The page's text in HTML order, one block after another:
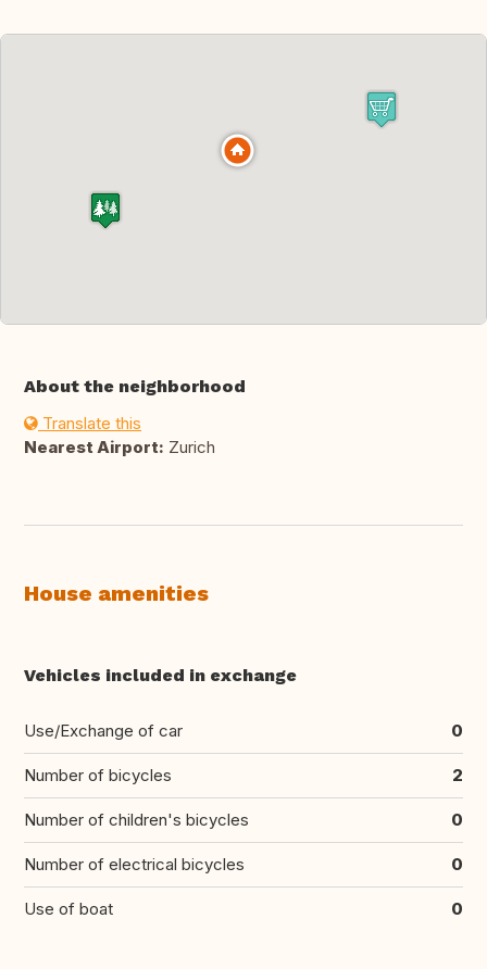
About the neighborhood
Translate this
Nearest Airport: Zurich
House amenities
Vehicles included in exchange
Use/Exchange of car 0
Number of bicycles 2
Number of children's bicycles 0
Number of electrical bicycles 0
Use of boat 0